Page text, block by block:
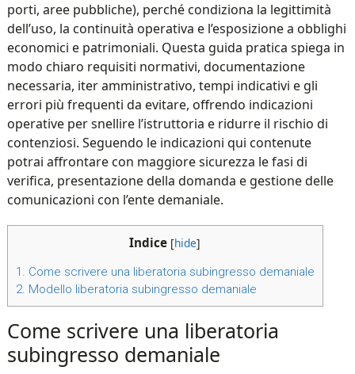
porti, aree pubbliche), perché condiziona la legittimità
dell’uso, la continuità operativa e l’esposizione a obblighi
economici e patrimoniali. Questa guida pratica spiega in
modo chiaro requisiti normativi, documentazione
necessaria, iter amministrativo, tempi indicativi e gli
errori più frequenti da evitare, offrendo indicazioni
operative per snellire l’istruttoria e ridurre il rischio di
contenziosi. Seguendo le indicazioni qui contenute
potrai affrontare con maggiore sicurezza le fasi di
verifica, presentazione della domanda e gestione delle
comunicazioni con l’ente demaniale.
Indice [hide]
1. Come scrivere una liberatoria subingresso demaniale​
2. Modello liberatoria subingresso demaniale​
Come scrivere una liberatoria
subingresso demaniale​